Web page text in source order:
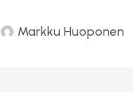
Markku Huoponen